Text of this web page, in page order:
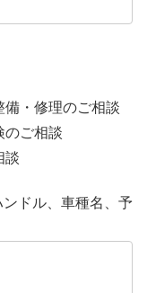
備・修理のご相談
のご相談
談
ドル、車種名、予